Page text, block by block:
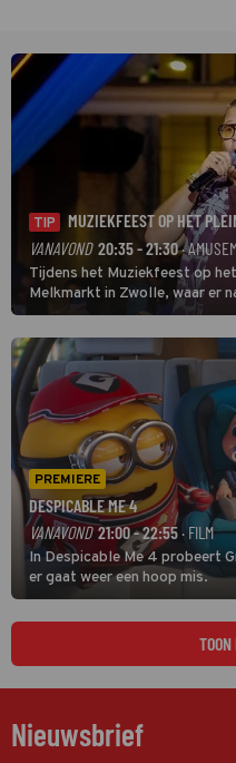
TIP
MUZIEKFEEST OP HET
VANAVOND 20:35 - 21:30·
Tijdens het Muziekfeest op
Melkmarkt in Zwolle, waar er
grootste namen zijn André
natuurlijk Rutger van
PREMIERE
DESPICABLE ME 4
VANAVOND 21:00 - 22:55 · FILM
In Despicable Me 4 probeert
er gaat weer een hoop mis.
Nieuwsbrief